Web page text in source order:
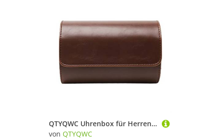
QTYQWC Uhrenbox für Herren, 2 Fächer, Uhrenrolle, Reise-Uhrenaufbewahrungsbox mit abnehmbarem Anti-Rutsch-Kissen für die Aufbewahrung von Uhrenschmuck, Kunstlederrolle, Uhrenaufbewahrungstasche,
von QTYQWC